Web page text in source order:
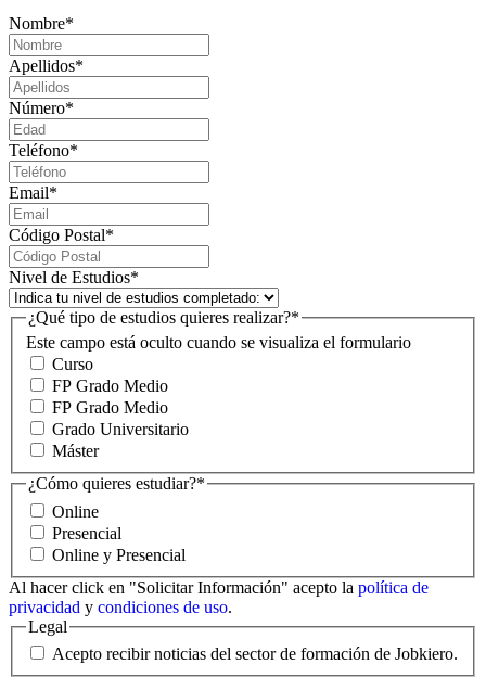
Nombre*
Apellidos*
Número*
Teléfono*
Email*
Código Postal*
Nivel de Estudios*
Este campo está oculto cuando se visualiza el formulario
¿Qué tipo de estudios quieres realizar?*
Curso
FP Grado Medio
FP Grado Medio
Grado Universitario
Máster
¿Cómo quieres estudiar?*
Online
Presencial
Online y Presencial
Al hacer click en "Solicitar Información" acepto la política de
privacidad y condiciones de uso.
Legal
Acepto recibir noticias del sector de formación de Jobkiero.